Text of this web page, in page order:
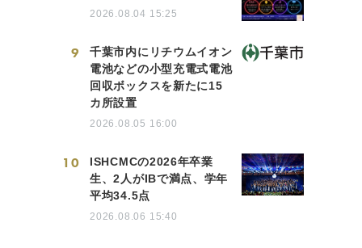
2026.08.04 15:25
9
千葉市内にリチウムイオン
電池などの小型充電式電池
回収ボックスを新たに15
カ所設置
2026.08.05 16:00
10
ISHCMCの2026年卒業
生、2人がIBで満点、学年
平均34.5点
2026.08.06 15:40